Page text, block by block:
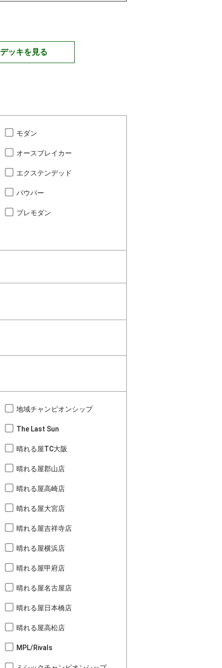
ッキを見る
モダン
オースブレイカー
エクステンデッド
パウパー
プレモダン
地域チャンピオンシップ
The Last Sun
晴れる屋TC大阪
晴れる屋郡山店
晴れる屋高崎店
晴れる屋大宮店
晴れる屋吉祥寺店
晴れる屋横浜店
晴れる屋甲府店
晴れる屋名古屋店
晴れる屋日本橋店
晴れる屋高松店
MPL/Rivals